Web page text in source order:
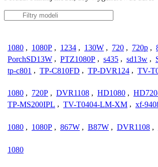
1080 , 1080P , 1234 , 130W , 720 , 720p ,
PorchSD13W , PTZ1080P , s435 , sd13w ,
tp-c801 , TP-C810FD , TP-DVR124 , TV-
1080 , 720P , DVR1108 , HD1080 ,
TP-MS200IPL , TV-T0404-LM-XM , xf-
1080 , 1080P , 867W , B87W , DVR1108 ,
1080